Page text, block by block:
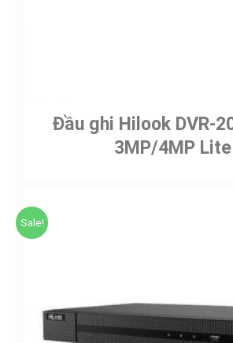
Đầu ghi Hilook DVR-
3MP/4MP Lite
Sale!